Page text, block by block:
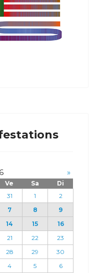
»
Ve Sa
Di
31 1
2
7 8
9
14 15
16
21 22
23
28 29
30
4 5 6